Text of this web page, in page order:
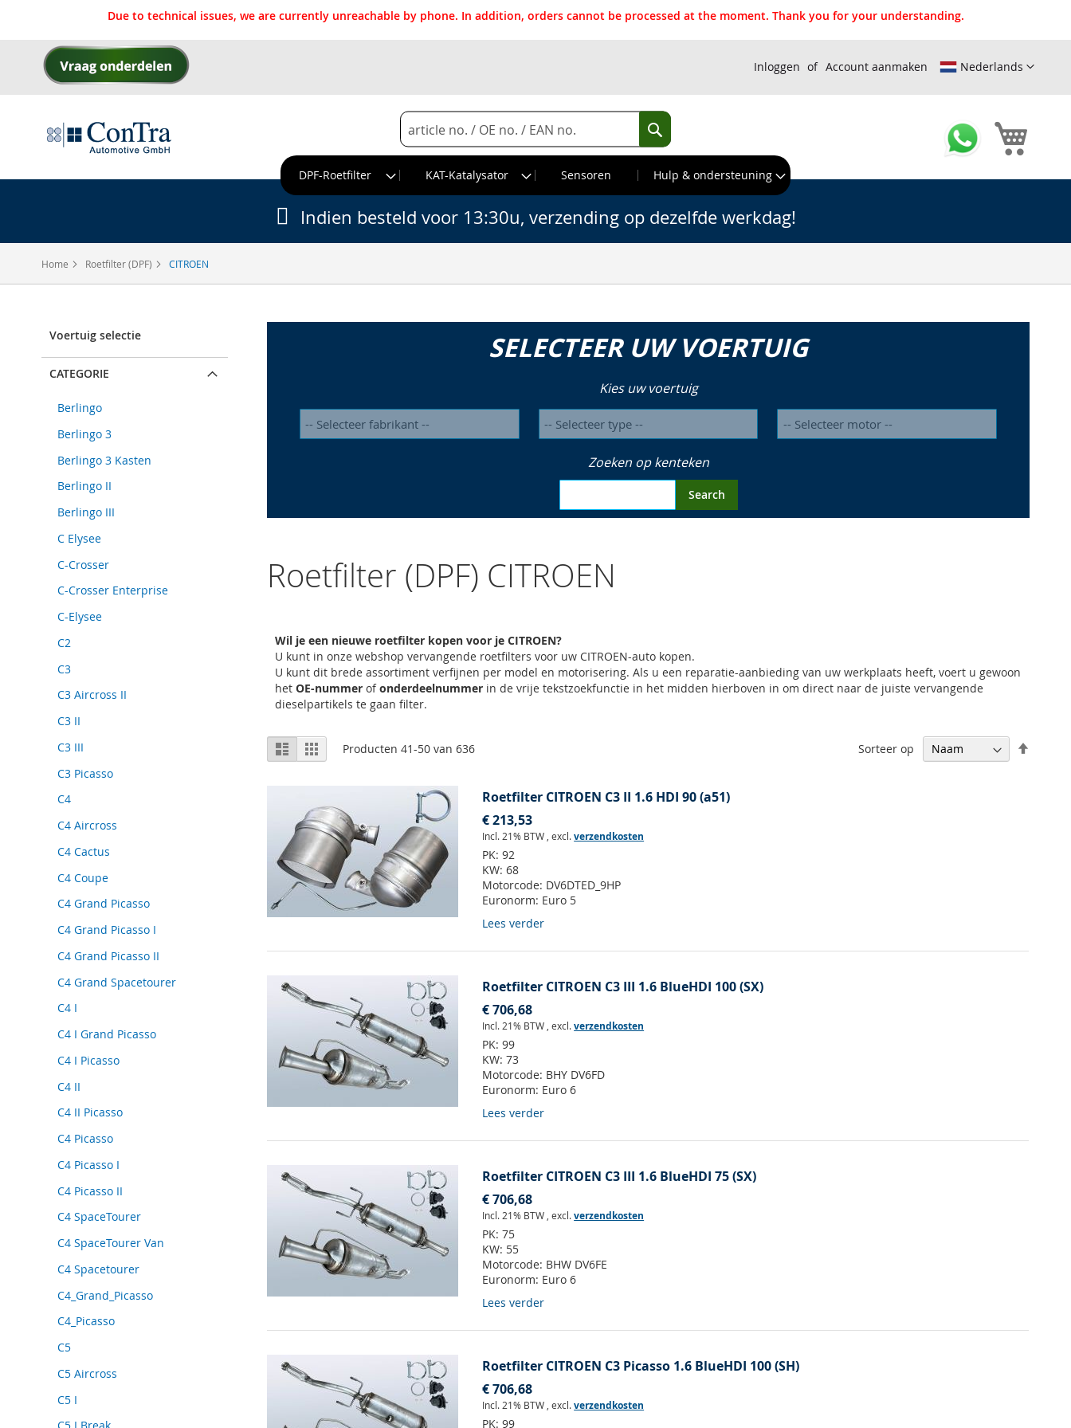
Due to technical issues, we are currently unreachable by phone. In addition, orders cannot be processed at the moment. Thank you for your understanding.
Ga
naar
inhoud
Nederlands
Inloggen Account aanmaken
Search
Search
DPF-Roetfilter
KAT-Katalysator Sensoren Hulp & ondersteuning
Home Roetfilter (DPF) CITROEN
Indien besteld voor 13:30u, verzending op dezelfde werkdag!
SELECTEER UW VOERTUIG
Kies uw voertuig
Zoeken op kenteken
Search
Roetfilter (DPF) CITROEN
Wil je een nieuwe roetfilter kopen voor je CITROEN?
U kunt in onze webshop vervangende roetfilters voor uw CITROEN-auto kopen.
U kunt dit brede assortiment verfijnen per model en motorisering. Als u een reparatie-aanbieding van uw werkplaats heeft, voert u gewoon
hetOE-nummer ofonderdeelnummer in de vrije tekstzoekfunctie in het midden hierboven in om direct naar de juiste vervangende
dieselpartikels te gaan filter.
Tonen
als
Lijst Foto-
tabel
Producten41-50 van636 Sorteer op
Roetfilter CITROEN C3 II 1.6 HDI 90 (a51)
€ 213,53
Incl. 21% BTW ,excl.verzendkosten
PK:92
KW:68
Motorcode: DV6DTED_9HP
Euronorm: Euro 5
Lees verder
Roetfilter CITROEN C3 III 1.6 BlueHDI 100 (SX)
€ 706,68
Incl. 21% BTW ,excl.verzendkosten
PK:99
KW:73
Motorcode: BHY DV6FD
Euronorm: Euro 6
Lees verder
Roetfilter CITROEN C3 III 1.6 BlueHDI 75 (SX)
€ 706,68
Incl. 21% BTW ,excl.verzendkosten
PK:75
KW: 55
Motorcode: BHW DV6FE
Euronorm: Euro 6
Lees verder
Roetfilter CITROEN C3 Picasso 1.6 BlueHDI 100 (SH)
€ 706,68
Incl. 21% BTW ,excl.verzendkosten
PK:99
Voertuig selectie
CATEGORIE
Berlingo
Berlingo 3
Berlingo 3 Kasten
Berlingo II
Berlingo III
C Elysee
C-Crosser
C-Crosser Enterprise
C-Elysee
C2
C3
C3 Aircross II
C3 II
C3 III
C3 Picasso
C4
C4 Aircross
C4 Cactus
C4 Coupe
C4 Grand Picasso
C4 Grand Picasso I
C4 Grand Picasso II
C4 Grand Spacetourer
C4 I
C4 I Grand Picasso
C4 I Picasso
C4 II
C4 II Picasso
C4 Picasso
C4 Picasso I
C4 Picasso II
C4 SpaceTourer
C4 SpaceTourer Van
C4 Spacetourer
C4_Grand_Picasso
C4_Picasso
C5
C5 Aircross
C5 I